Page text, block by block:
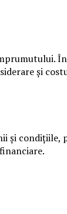
și
și condițiile,